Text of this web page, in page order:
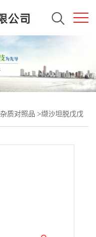
杂质对照品 >缬沙坦脱戊戊